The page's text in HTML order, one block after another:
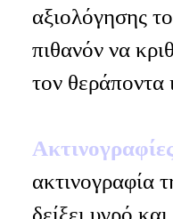
αξιολόγησης
πιθανόν να
τον θεράποντα
ακτινογραφία
δείξει υγρό